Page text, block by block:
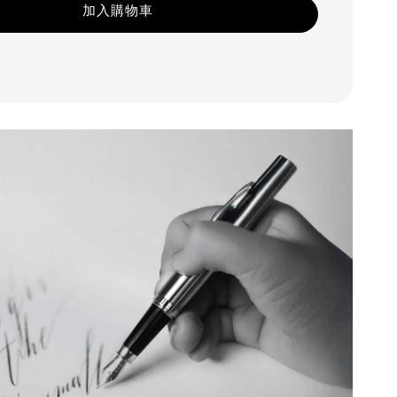
加入購物車